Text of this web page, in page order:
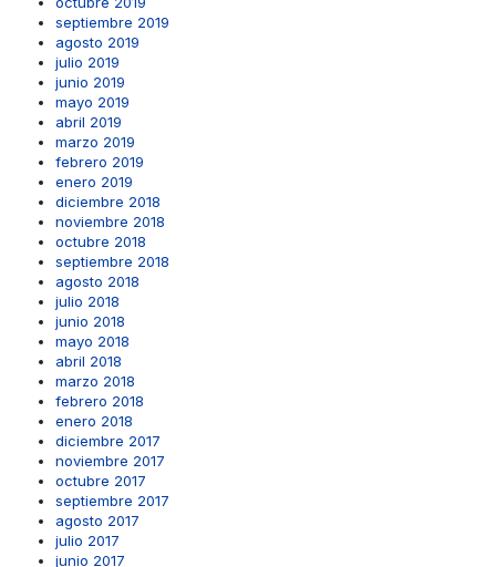
septiembre 2019
agosto 2019
julio 2019
junio 2019
mayo 2019
abril 2019
marzo 2019
febrero 2019
enero 2019
diciembre 2018
noviembre 2018
octubre 2018
septiembre 2018
agosto 2018
julio 2018
junio 2018
mayo 2018
abril 2018
marzo 2018
febrero 2018
enero 2018
diciembre 2017
noviembre 2017
octubre 2017
septiembre 2017
agosto 2017
julio 2017
junio 2017